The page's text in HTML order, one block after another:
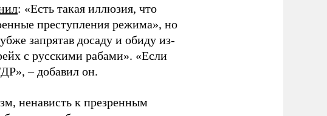
: «Есть такая иллюзия, что
преступления режима», но
запрятав досаду и обиду из-
с русскими рабами». «Если
– добавил он.
ненависть к презренным